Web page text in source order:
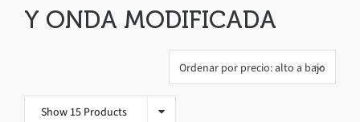
Y ONDA MODIFICADA
Show 15 Products